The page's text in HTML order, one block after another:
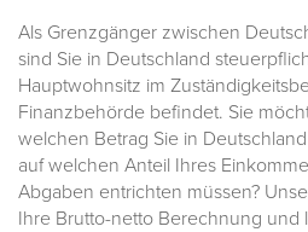
Als Grenzgänger zwischen
sind Sie in Deutschland
Hauptwohnsitz im
Finanzbehörde befindet. Sie
welchen Betrag Sie in
auf welchen Anteil Ihres
Abgaben entrichten müssen?
Ihre Brutto-netto Berechnung und